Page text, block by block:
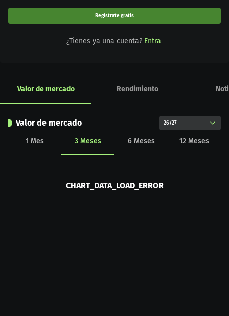
Regístrate gratis
¿Tienes ya una cuenta? Entra
Valor de mercado Rendimiento
Valor de mercado 26/27
1 Mes 3 Meses 6 Meses 12 Meses
CHART_DATA_LOAD_ERROR